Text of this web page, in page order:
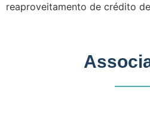
reaproveitamento de crédito